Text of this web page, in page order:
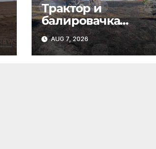
Трактор и
балировачка
изгоряха днес при
пожар
AUG 7, 2026